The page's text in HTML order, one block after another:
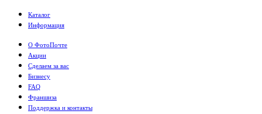
Каталог
Информация
О ФотоПочте
Акции
Сделаем за вас
Бизнесу
FAQ
Франшиза
Поддержка и контакты